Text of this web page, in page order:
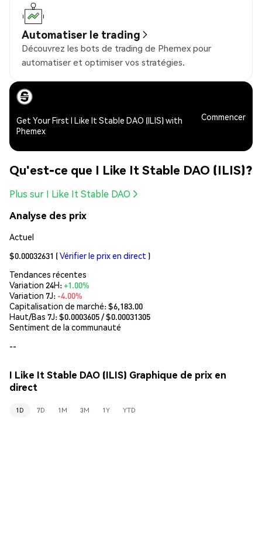
Automatiser le trading
Découvrez les bots de trading de Phemex pour
automatiser et optimiser vos stratégies.
Get Your First I Like It Stable DAO (ILIS) with
Phemex
Commencer
Qu'est-ce que I Like It Stable DAO (ILIS)?
Plus sur I Like It Stable DAO
Analyse des prix
Actuel
$0.00032631 (Vérifier le prix en direct )
Tendances récentes
Variation 24H:+1.00%
Variation 7J: -4.00%
Capitalisation de marché:$6,183.00
Haut/Bas 7J: $0.0003605/ $0.00031305
Sentiment de la communauté
--
I Like It Stable DAO (ILIS) Graphique de prix en
direct
1D 7D 1M 3M 1Y YTD